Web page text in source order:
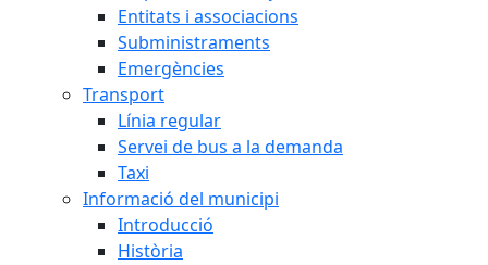
Entitats i associacions
Subministraments
Emergències
Transport
Línia regular
Servei de bus a la demanda
Taxi
Informació del municipi
Introducció
Història